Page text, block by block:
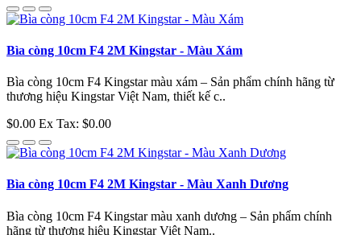
Bìa còng 10cm F4 2M Kingstar - Màu Xám
Bìa còng 10cm F4 Kingstar màu xám – Sản phẩm chính hãng từ
thương hiệu Kingstar Việt Nam, thiết kế c..
$0.00 Ex Tax: $0.00
Bìa còng 10cm F4 2M Kingstar - Màu Xanh Dương
Bìa còng 10cm F4 Kingstar màu xanh dương – Sản phẩm chính
hãng từ thương hiệu Kingstar Việt Nam..